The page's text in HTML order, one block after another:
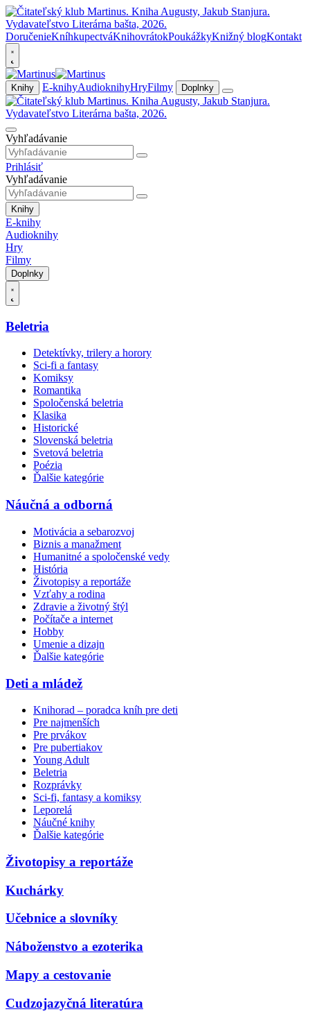
DoručenieKníhkupectváKnihovrátokPoukážkyKnižný blogKontakt
Knihy E-knihyAudioknihyHryFilmy Doplnky
Vyhľadávanie
Prihlásiť
Vyhľadávanie
Knihy
E-knihy
Audioknihy
Hry
Filmy
Doplnky
Beletria
Detektívky, trilery a horory
Sci-fi a fantasy
Komiksy
Romantika
Spoločenská beletria
Klasika
Historické
Slovenská beletria
Svetová beletria
Poézia
Ďalšie kategórie
Náučná a odborná
Motivácia a sebarozvoj
Biznis a manažment
Humanitné a spoločenské vedy
História
Životopisy a reportáže
Vzťahy a rodina
Zdravie a životný štýl
Počítače a internet
Hobby
Umenie a dizajn
Ďalšie kategórie
Deti a mládež
Knihorad – poradca kníh pre deti
Pre najmenších
Pre prvákov
Pre pubertiakov
Young Adult
Beletria
Rozprávky
Sci-fi, fantasy a komiksy
Leporelá
Náučné knihy
Ďalšie kategórie
Životopisy a reportáže
Kuchárky
Učebnice a slovníky
Náboženstvo a ezoterika
Mapy a cestovanie
Cudzojazyčná literatúra